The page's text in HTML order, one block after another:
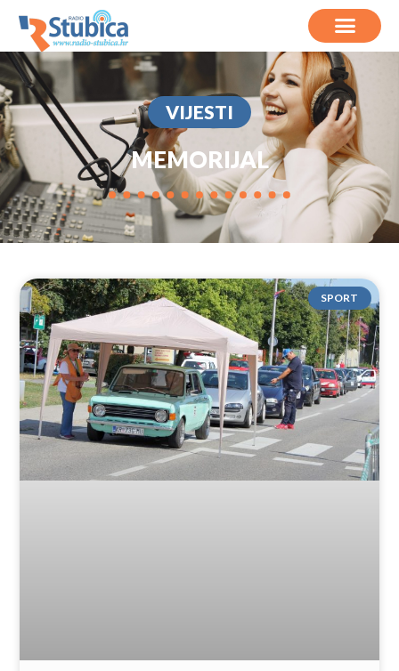
VIJESTI
MEMORIJAL
SPORT